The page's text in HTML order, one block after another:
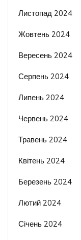
Листопад 2024
Жовтень 2024
Вересень 2024
Серпень 2024
Липень 2024
Червень 2024
Травень 2024
Квітень 2024
Березень 2024
Лютий 2024
Січень 2024